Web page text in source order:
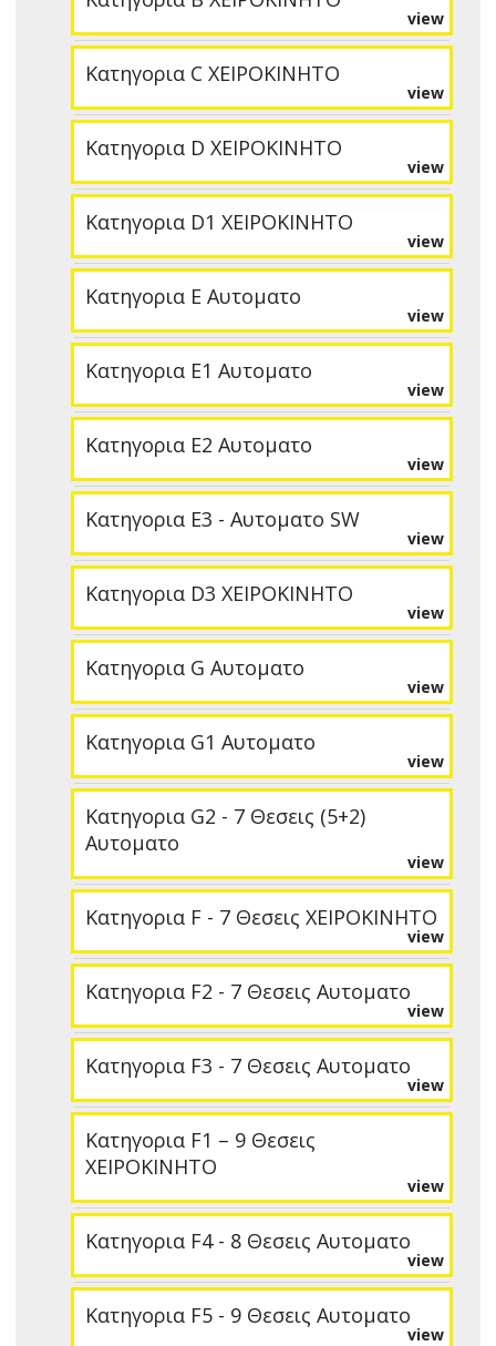
view
Κατηγορια C ΧΕΙΡΟΚΙΝΗΤΟ
view
Κατηγορια D ΧΕΙΡΟΚΙΝΗΤΟ
view
Κατηγορια D1 ΧΕΙΡΟΚΙΝΗΤΟ
view
Κατηγορια E Αυτοματο
view
Κατηγορια E1 Αυτοματο
view
Κατηγορια E2 Αυτοματο
view
Κατηγορια E3 - Αυτοματο SW
view
Κατηγορια D3 ΧΕΙΡΟΚΙΝΗΤΟ
view
Κατηγορια G Αυτοματο
view
Κατηγορια G1 Αυτοματο
view
Κατηγορια G2 - 7 Θεσεις (5+2)
Αυτοματο
view
Κατηγορια F - 7 Θεσεις ΧΕΙΡΟΚΙΝΗΤΟ
view
Κατηγορια F2 - 7 Θεσεις Αυτοματο
view
Κατηγορια F3 - 7 Θεσεις Αυτοματο
view
Κατηγορια F1 – 9 Θεσεις
ΧΕΙΡΟΚΙΝΗΤΟ
view
Κατηγορια F4 - 8 Θεσεις Αυτοματο
view
Κατηγορια F5 - 9 Θεσεις Αυτοματο
view